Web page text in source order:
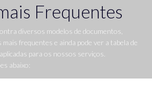
Frequentes
diversos modelos de documentos,
mais frequentes e ainda pode ver a tabela de
para os nossos serviços.
abaixo: